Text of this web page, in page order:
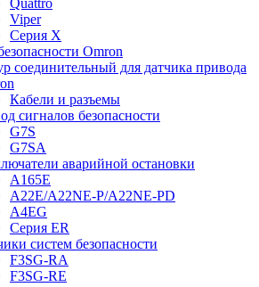
Quattro
Viper
Серия X
Omron
соединительный для датчика привода
Кабели и разъемы
сигналов безопасности
G7S
G7SA
аварийной остановки
A165E
A22E/A22NE-P/A22NE-PD
A4EG
Серия ER
систем безопасности
F3SG-RA
F3SG-RE